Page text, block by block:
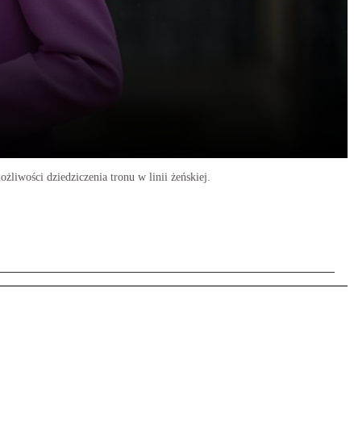
dziedziczenia tronu w linii żeńskiej.